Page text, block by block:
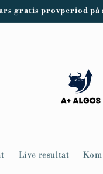
gratis provperiod
Live resultat